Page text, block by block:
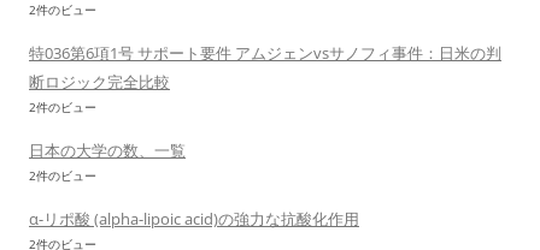
2件のビュー
特036第6項1号 サポート要件 アムジェンvsサノフィ事件：日米の判
断ロジック完全比較
2件のビュー
日本の大学の数、一覧
2件のビュー
α-リポ酸 (alpha-lipoic acid)の強力な抗酸化作用
2件のビュー